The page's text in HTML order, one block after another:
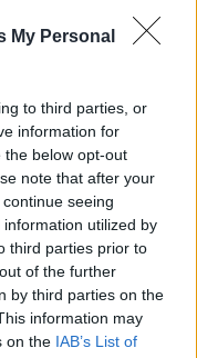
My Personal
to third parties, or
information for
the below opt-out
note that after your
seeing
utilized by
third parties prior to
of the further
by third parties on the
information may
on the IAB’s List of
Následující článek
Obecnický masopust měl
sportovní nádech
nabízí
voda je jen na